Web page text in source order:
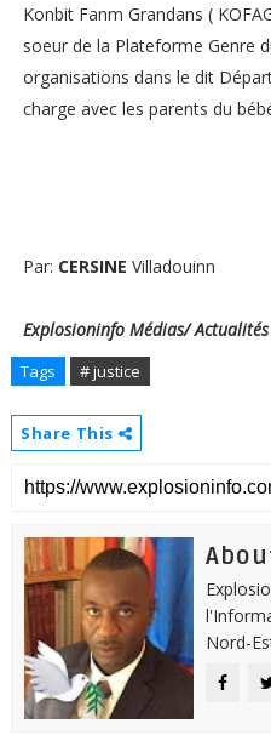
Konbit Fanm Grandans (
soeur de la Plateforme Genre
organisations dans le dit
charge avec les parents du
Par: CERSINE Villadouinn
Explosioninfo Médias/ Actualités
Tags # justice
Share This
Nord-